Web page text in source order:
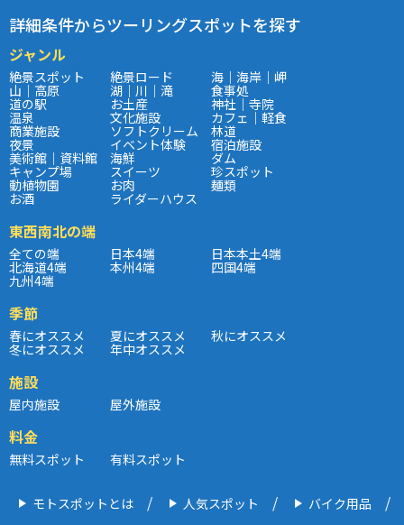
詳細条件からツーリングスポットを探す
ジャンル
絶景スポット 絶景ロード 海｜海岸｜岬
山｜高原 湖｜川｜滝 食事処
道の駅 お土産 神社｜寺院
温泉 文化施設 カフェ｜軽食
商業施設 ソフトクリーム 林道
夜景 イベント体験 宿泊施設
美術館｜資料館 海鮮 ダム
キャンプ場 スイーツ 珍スポット
動植物園 お肉 麺類
お酒 ライダーハウス
東西南北の端
全ての端 日本4端 日本本土4端
北海道4端 本州4端 四国4端
九州4端
季節
春にオススメ 夏にオススメ 秋にオススメ
冬にオススメ 年中オススメ
施設
屋内施設 屋外施設
料金
無料スポット 有料スポット
モトスポットとは 人気スポット バイク用品